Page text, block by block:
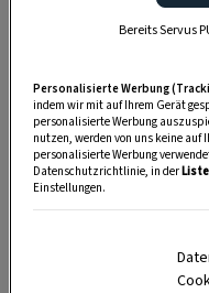
werden sie jedoch
sie
ausdrucksstarkes
beeindruckendes
DAS KÖNNTE
Bereits Servus
Personalisierte Werbung
indem wir mit auf Ihrem Gerät
personalisierte Werbung
nutzen, werden von uns keine
personalisierte Werbung
Datenschutzrichtlinie, in der
Einstellungen.